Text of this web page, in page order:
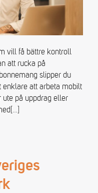
vill få bättre kontroll
att rucka på
slipper du
enklare att arbeta mobilt
ute på uppdrag eller
[…]